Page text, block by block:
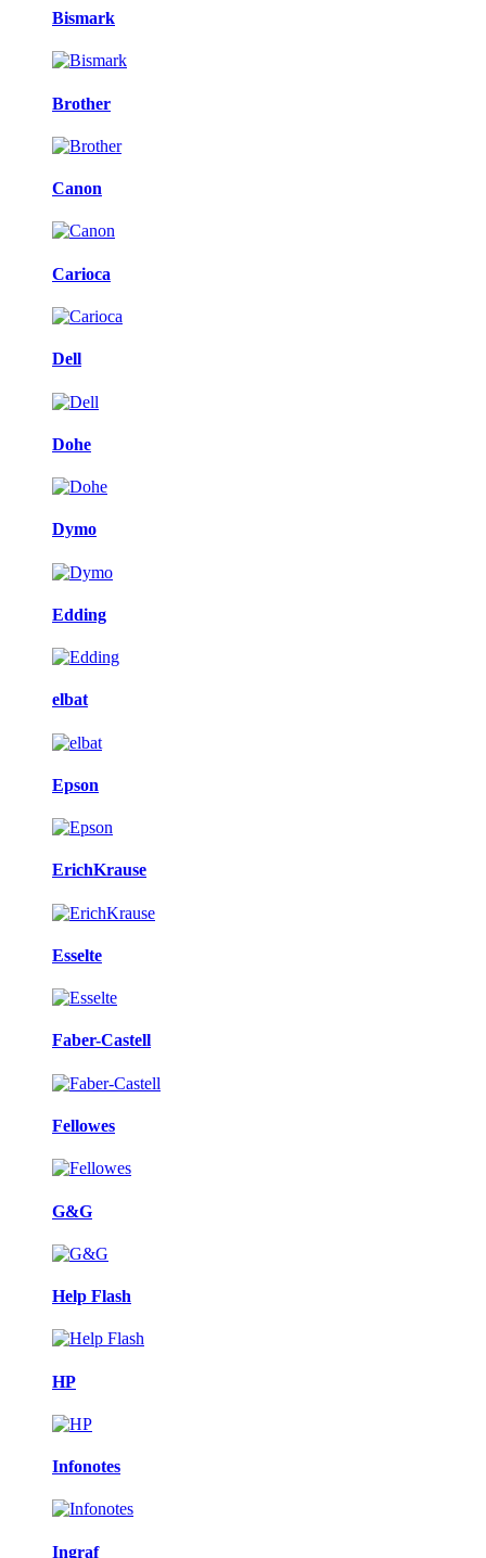
Bismark
Brother
Canon
Carioca
Dell
Dohe
Dymo
Edding
elbat
Epson
ErichKrause
Esselte
Faber-Castell
Fellowes
G&G
Help Flash
HP
Infonotes
Ingraf